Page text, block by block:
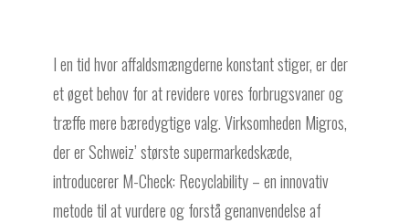
I en tid hvor affaldsmængderne konstant stiger, er der
et øget behov for at revidere vores forbrugsvaner og
træffe mere bæredygtige valg. Virksomheden Migros,
der er Schweiz’ største supermarkedskæde,
introducerer M-Check: Recyclability – en innovativ
metode til at vurdere og forstå genanvendelse af